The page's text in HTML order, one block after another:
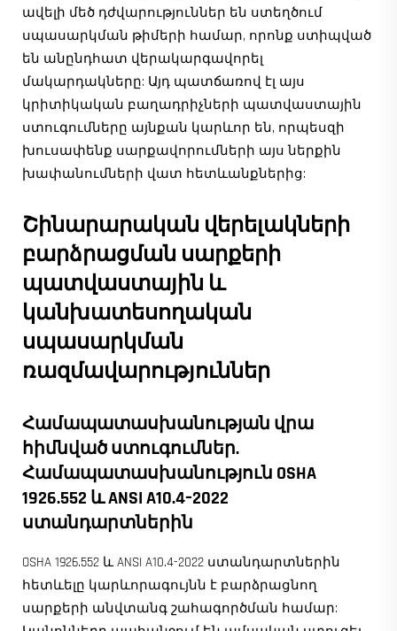
ավելի մեծ դժվարություններ են ստեղծում
սպասարկման թիմերի համար, որոնք ստիպված
են անընդհատ վերակարգավորել
մակարդակները: Այդ պատճառով էլ այս
կրիտիկական բաղադրիչների պատվաստային
ստուգումները այնքան կարևոր են, որպեսզի
խուսափենք սարքավորումների այս ներքին
խափանումների վատ հետևանքներից:
Շինարարական վերելակների
բարձրացման սարքերի
պատվաստային և
կանխատեսողական
սպասարկման
ռազմավարություններ
Համապատասխանության վրա
հիմնված ստուգումներ.
Համապատասխանություն OSHA
1926.552 և ANSI A10.4–2022
ստանդարտներին
OSHA 1926.552 և ANSI A10.4-2022 ստանդարտներին
հետևելը կարևորագույնն է բարձրացնող
սարքերի անվտանգ շահագործման համար: